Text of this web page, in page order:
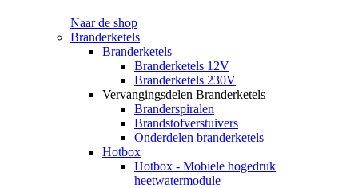
Naar de shop
Branderketels
Branderketels
Branderketels 12V
Branderketels 230V
Vervangingsdelen Branderketels
Branderspiralen
Brandstofverstuivers
Onderdelen branderketels
Hotbox
Hotbox - Mobiele hogedruk
heetwatermodule